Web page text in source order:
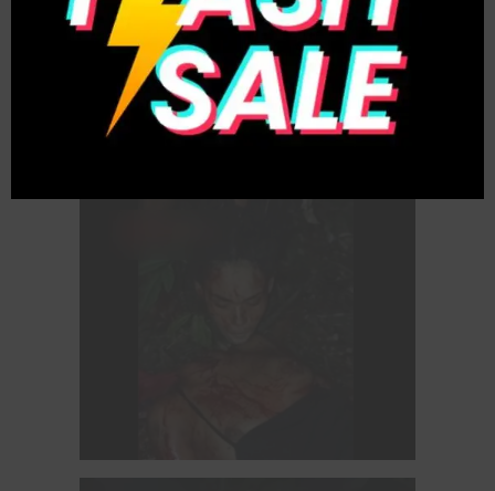
Theo chính quyền địa phương, một nam thanh
niên 24 tuổi đã bị bắn tử vong bên trong một cửa
hàng tiện lợi vào chiều thứ Ba, khiến nhiều khách
hàng và nhân viên hoảng loạn. Nạn nhân được
xác định là Matheus Rodrigues de Souza, vừa